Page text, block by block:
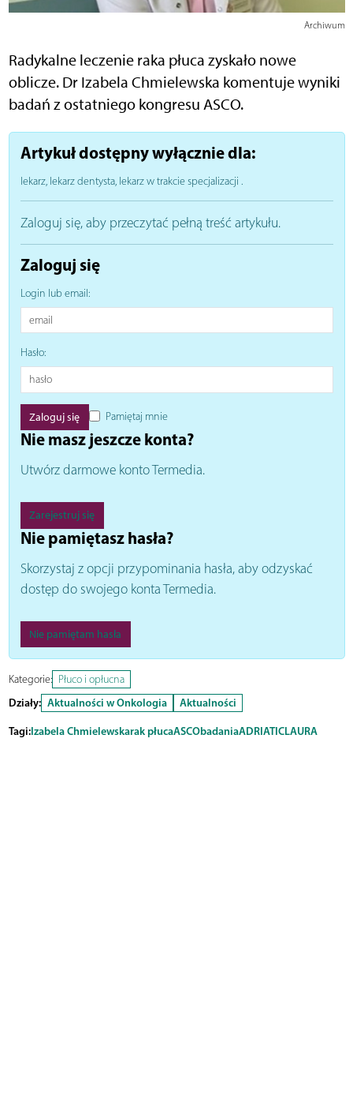
Archiwum
Radykalne leczenie raka płuca zyskało nowe
oblicze. Dr Izabela Chmielewska komentuje wyniki
badań z ostatniego kongresu ASCO.
Artykuł dostępny wyłącznie dla:
lekarz, lekarz dentysta, lekarz w trakcie specjalizacji .
Zaloguj się, aby przeczytać pełną treść artykułu.
Zaloguj się
Login lub email:
Hasło:
Pamiętaj mnie
Nie masz jeszcze konta?
Utwórz darmowe konto Termedia.
Zarejestruj się
Nie pamiętasz hasła?
Skorzystaj z opcji przypominania hasła, aby odzyskać
dostęp do swojego konta Termedia.
Nie pamiętam hasła
Kategorie: Płuco i opłucna
Działy: Aktualności w Onkologia
Aktualności
Tagi:Izabela Chmielewskarak płucaASCObadaniaADRIATICLAURA